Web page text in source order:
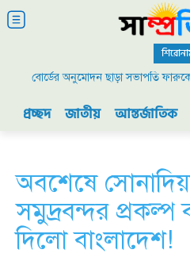
বোর্ডের অনুমোদন ছাড়া সভাপতি ফারুকের
২০০৯ এর বিডিআর বিদ্রোহ
প্রচ্ছদ জাতীয় আন্তর্জাতিক
অবশেষে
সমুদ্রবন্দর প্রকল্প
দিলো বাংলাদেশ!